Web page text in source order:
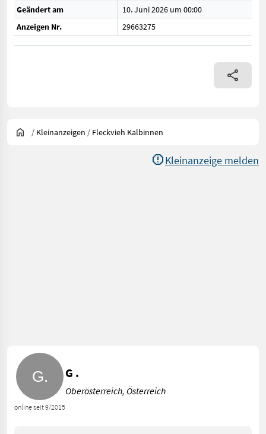
Geändert am
10. Juni 2026 um 00:00
Anzeigen Nr.
29663275
/ Kleinanzeigen / Fleckvieh Kalbinnen
Kleinanzeige melden
online seit 9/2015
G .
Oberösterreich, Österreich